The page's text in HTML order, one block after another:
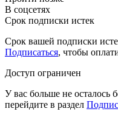
В соцсетях
Срок подписки истек
Срок вашей подписки
Подписаться, чтобы
Доступ ограничен
У вас больше не осталось
перейдите в раздел